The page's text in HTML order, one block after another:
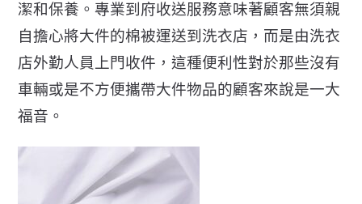
潔和保養。專業到府收送服務意味著顧客無須親
自擔心將大件的棉被運送到洗衣店，而是由洗衣
店外勤人員上門收件，這種便利性對於那些沒有
車輛或是不方便攜帶大件物品的顧客來說是一大
福音。